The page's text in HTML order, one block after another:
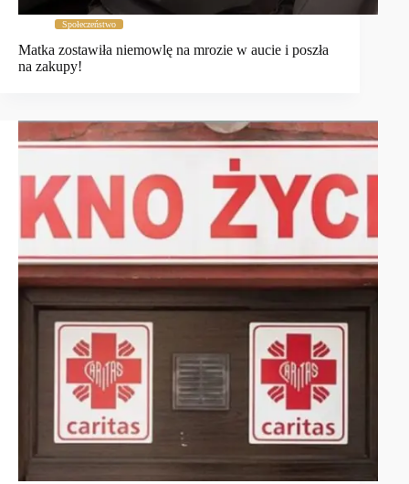
Społeczeństwo
Matka zostawiła niemowlę na mrozie w aucie i poszła
na zakupy!